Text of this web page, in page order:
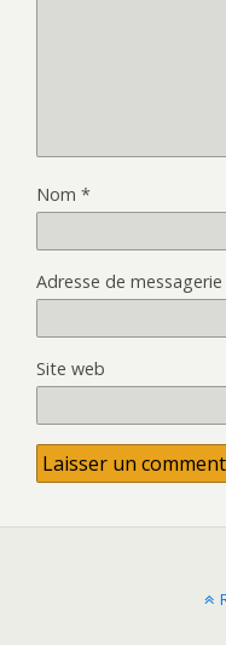
Nom *
Adresse de messagerie
Site web